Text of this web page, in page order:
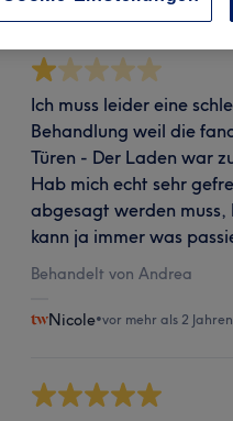
Ich muss leider eine
Behandlung weil die
Türen - Der Laden war
Hab mich echt sehr
abgesagt werden muss,
kann ja immer was
Behandelt von Andrea
Nicole•vor mehr als 2 Jahren